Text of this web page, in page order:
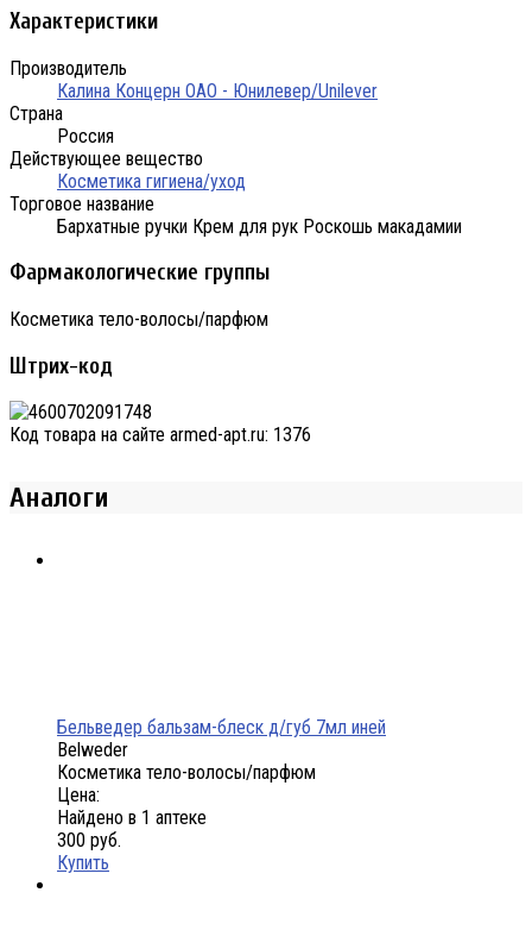
Характеристики
Производитель
Калина Концерн ОАО - Юнилевер/Unilever
Страна
Россия
Действующее вещество
Косметика гигиена/уход
Торговое название
Бархатные ручки Крем для рук Роскошь макадамии
Фармакологические группы
Косметика тело-волосы/парфюм
Штрих-код
Код товара на сайте armed-apt.ru: 1376
Аналоги
Бельведер бальзам-блеск д/губ 7мл иней
Belweder
Косметика тело-волосы/парфюм
Цена:
Найдено в 1 аптеке
300 руб.
Купить